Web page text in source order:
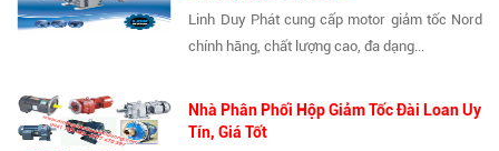
Linh Duy Phát cung cấp motor giảm tốc Nord
chính hãng, chất lượng cao, đa dạng...
Nhà Phân Phối Hộp Giảm Tốc Đài Loan Uy
Tín, Giá Tốt